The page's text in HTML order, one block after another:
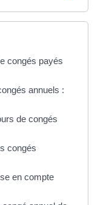
congés payés
annuels :
de congés
congés
en compte